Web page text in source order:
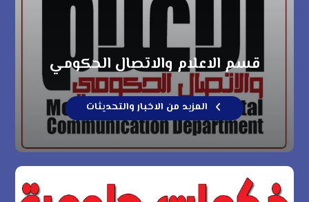
قسم الاعلام والاتصال الحكومي
المزيد من الاخبار والتحديثات